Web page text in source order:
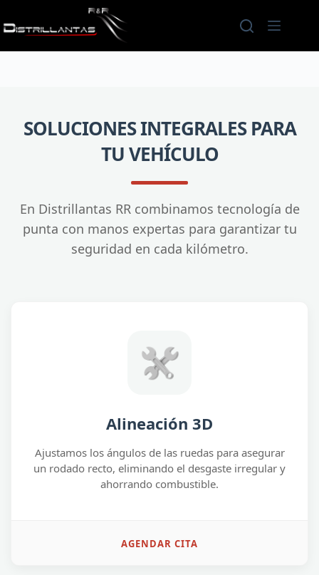
contenido
SOLUCIONES INTEGRALES PARA
TU VEHÍCULO
En Distrillantas RR combinamos tecnología de
punta con manos expertas para garantizar tu
seguridad en cada kilómetro.
Alineación 3D
Ajustamos los ángulos de las ruedas para asegurar
un rodado recto, eliminando el desgaste irregular y
ahorrando combustible.
AGENDAR CITA